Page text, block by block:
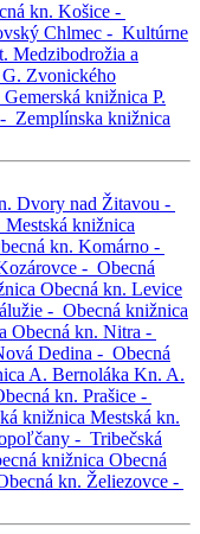
kn. Košice -
Chlmec - Kultúrne
Medzibodrožia a
Zvonického
Gemerská knižnica P.
Zemplínska knižnica
Dvory nad Žitavou -
Mestská knižnica
kn. Komárno -
- Obecná
Obecná kn. Levice
- Obecná knižnica
Obecná kn. Nitra -
Dedina - Obecná
A. Bernoláka Kn. A.
kn. Prašice -
knižnica Mestská kn.
- Tribečská
knižnica Obecná
kn. Želiezovce -